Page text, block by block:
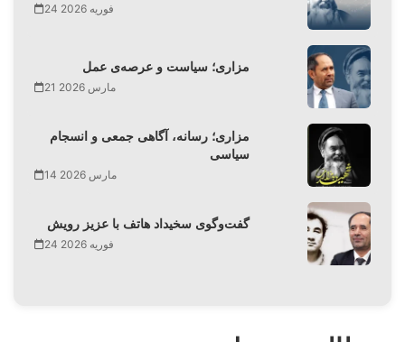
24 فوریه 2026
مزاری؛ سیاست و عرصه‌ی عمل
21 مارس 2026
مزاری؛ رسانه، آگاهی جمعی و انسجام
سیاسی
14 مارس 2026
گفت‌وگوی سخیداد هاتف با عزیز رویش
24 فوریه 2026